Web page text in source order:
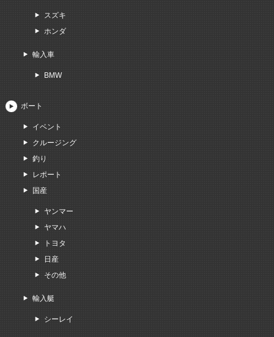
スズキ
ホンダ
輸入車
BMW
ボート
イベント
クルージング
釣り
レポート
国産
ヤンマー
ヤマハ
トヨタ
日産
その他
輸入艇
シーレイ